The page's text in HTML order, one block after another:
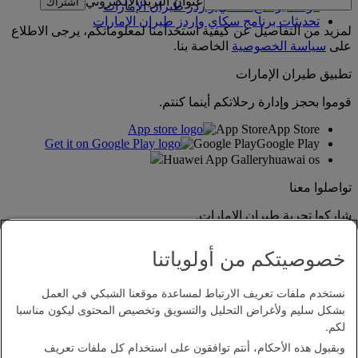
قواعد برنامج سكاي واردز طيران الإمارات
تحديثات برنامج سكاي واردز طيران الإمارات
لمزيد من التفاصيل عن كيفية استخدامنا لمعلوماتكم، يرجى الاطلاع
على سياسة الخصوصية الخاصة بنا.
تطبيق طيران الإمارات
قوموا بحجز وإدارة رحلاتكم أينما كنتم.
App StoreApp Store
Google PlayGoogle Play
Huawei App Galleryhuawai os
تواصلوا معنا
شاركوا تجربة طيران الإمارات.
خصوصيتكم من أولوياتنا
نستخدم ملفات تعريف الارتباط لمساعدة موقعنا الشبكي في العمل
بشكل سليم ولأغراض التحليل والتسويق وتخصيص المحتوى ليكون مناسبا
لكم.
وبقبول هذه الأحكام، أنتم توافقون على استخدام كل ملفات تعريف